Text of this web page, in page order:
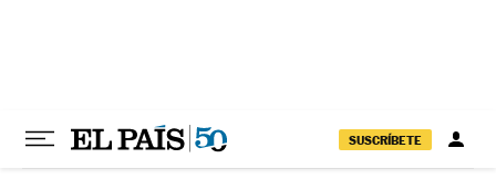
SUSCRÍBETE